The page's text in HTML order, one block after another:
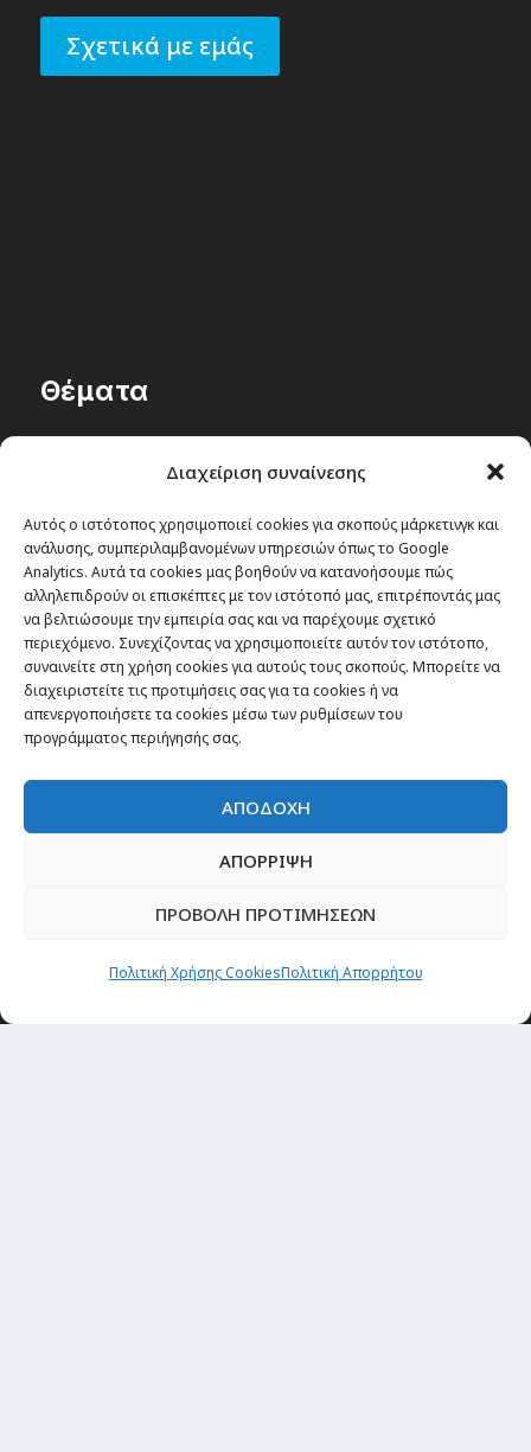
Διαχείριση συναίνεσης
Αυτός ο ιστότοπος χρησιμοποιεί cookies για σκοπούς μάρκετινγκ και
ανάλυσης, συμπεριλαμβανομένων υπηρεσιών όπως το Google
Analytics. Αυτά τα cookies μας βοηθούν να κατανοήσουμε πώς
αλληλεπιδρούν οι επισκέπτες με τον ιστότοπό μας, επιτρέποντάς μας
να βελτιώσουμε την εμπειρία σας και να παρέχουμε σχετικό
περιεχόμενο. Συνεχίζοντας να χρησιμοποιείτε αυτόν τον ιστότοπο,
συναινείτε στη χρήση cookies για αυτούς τους σκοπούς. Μπορείτε να
διαχειριστείτε τις προτιμήσεις σας για τα cookies ή να
απενεργοποιήσετε τα cookies μέσω των ρυθμίσεων του
προγράμματος περιήγησής σας.
ΑΠΟΔΟΧΗ
ΑΠΟΡΡΙΨΗ
ΠΡΟΒΟΛΗ ΠΡΟΤΙΜΗΣΕΩΝ
Πολιτική Χρήσης CookiesΠολιτική Απορρήτου
Σχετικά με εμάς
Θέματα
Passenger στον κόσμο
TRAVEL NEWS
Οργάνωσε το ταξίδι σου
CITY and CULTURE
Newsletter
“H μόνη επένδυση από την οποία δεν έχεις